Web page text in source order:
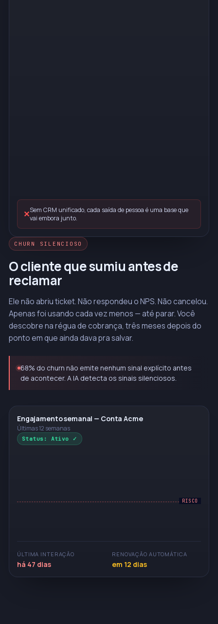
✕Sem CRM unificado, cada saída de pessoa é uma base que
vai embora junto.
CHURN SILENCIOSO
O cliente que sumiu antes de
reclamar
Ele não abriu ticket. Não respondeu o NPS. Não cancelou.
Apenas foi usando cada vez menos — até parar. Você
descobre na régua de cobrança, três meses depois do
ponto em que ainda dava pra salvar.
68% do churn não emite nenhum sinal explícito antes
de acontecer. A IA detecta os sinais silenciosos.
Engajamento semanal — Conta Acme
Últimas 12 semanas
Status: Ativo ✓
RISCO
ÚLTIMA INTERAÇÃO
há 47 dias
RENOVAÇÃO AUTOMÁTICA
em 12 dias